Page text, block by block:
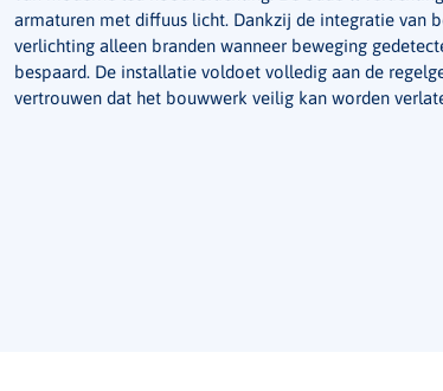
armaturen met diffuus licht. Dankzij de integratie van
verlichting alleen branden wanneer beweging
bespaard. De installatie voldoet volledig aan de
vertrouwen dat het bouwwerk veilig kan worden